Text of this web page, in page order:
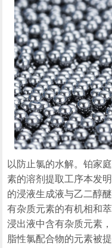
以防止氯的水解。铂家
素的溶剂提取工序本发
的浸液生成液与乙二醇
有杂质元素的有机相和
浸出液中含有杂质元素
脂性氯配合物的元素被